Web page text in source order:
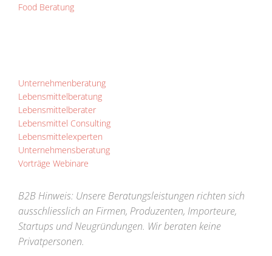
Food Beratung
Unternehmenberatung
Lebensmittelberatung
Lebensmittelberater
Lebensmittel Consulting
Lebensmittelexperten
Unternehmensberatung
Vorträge Webinare
B2B Hinweis: Unsere Beratungsleistungen richten sich
ausschliesslich an Firmen, Produzenten, Importeure,
Startups und Neugründungen. Wir beraten keine
Privatpersonen.